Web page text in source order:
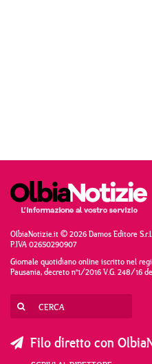
OlbiaNotizie.it © 2026 Damos Editore
P.IVA 02650290907
Giornale quotidiano online iscritto nel
Pausania, decreto n°1/2016 V.G. 248/16
Filo diretto con